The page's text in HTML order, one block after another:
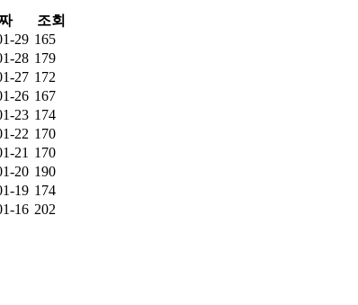
조회
29 165
28 179
27 172
26 167
23 174
22 170
21 170
20 190
19 174
16 202